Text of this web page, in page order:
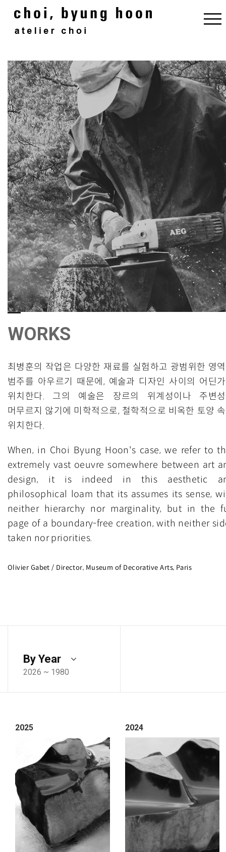
WORKS
최병훈의 작업은 다양한 재료를 실험하고 광범위한 영
범주를 아우르기 때문에, 예술과 디자인 사이의 어딘
위치한다. 그의 예술은 장르의 위계성이나 주변
머무르지 않기에 미학적으로, 철학적으로 비옥한 토양
위치한다.
When, in Choi Byung Hoon's case, we refer to
extremely vast oeuvre somewhere between art
design, it is indeed in this aesthetic
philosophical loam that its assumes its sense,
neither hierarchy nor marginality, but in the
page of a boundary-free creation, with neither
taken nor priorities.
Olivier Gabet / Director, Museum of Decorative Arts, Paris
By Year
2026 ~ 1980
2025 2024